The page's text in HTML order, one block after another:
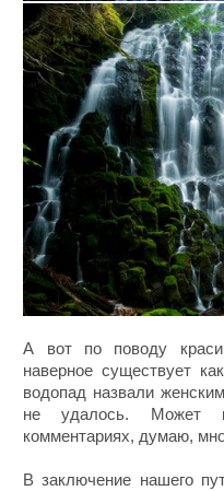
А вот по поводу
наверное существует
водопад назвали
не удалось. Может
комментариях, думаю,
В заключение нашего